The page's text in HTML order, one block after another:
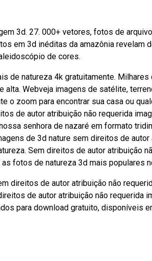
3d. 27. 000+ vetores, fotos de
em 3d inéditas da amazônia revelam
de cores.
de natureza 4k gratuitamente.
Webveja imagens de satélite,
o zoom para encontrar sua casa ou
de autor atribuição não requerida
senhora de nazaré em formato
de 3d nature sem direitos de
Sem direitos de autor atribuição
fotos de natureza 3d mais populares
direitos de autor atribuição não
de autor atribuição não requerida
para download gratuito, disponíveis